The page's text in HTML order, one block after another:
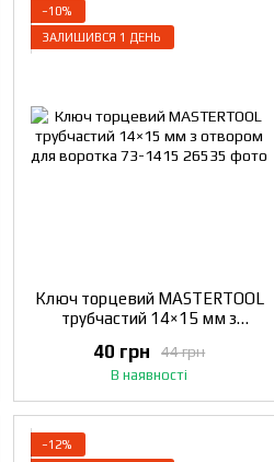
−10%
ЗАЛИШИВСЯ 1 ДЕНЬ
Ключ торцевий MASTERTOOL
трубчастий 14×15 мм з
44 грн
40 грн
В наявності
−12%